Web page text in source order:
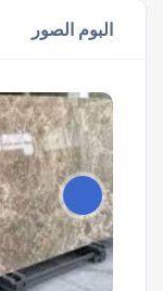
البوم الصور